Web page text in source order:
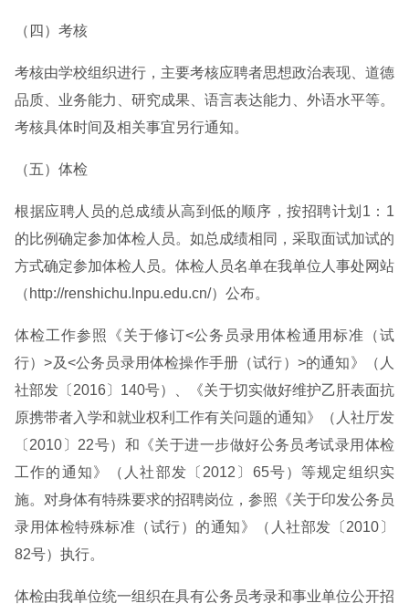
（四）考核
考核由学校组织进行，主要考核应聘者思想政治表现、道德
品质、业务能力、研究成果、语言表达能力、外语水平等。
考核具体时间及相关事宜另行通知。
（五）体检
根据应聘人员的总成绩从高到低的顺序，按招聘计划1：1
的比例确定参加体检人员。如总成绩相同，采取面试加试的
方式确定参加体检人员。体检人员名单在我单位人事处网站
（http://renshichu.lnpu.edu.cn/）公布。
体检工作参照《关于修订<公务员录用体检通用标准（试
行）>及<公务员录用体检操作手册（试行）>的通知》（人
社部发〔2016〕140号）、《关于切实做好维护乙肝表面抗
原携带者入学和就业权利工作有关问题的通知》（人社厅发
〔2010〕22号）和《关于进一步做好公务员考试录用体检
工作的通知》（人社部发〔2012〕65号）等规定组织实
施。对身体有特殊要求的招聘岗位，参照《关于印发公务员
录用体检特殊标准（试行）的通知》（人社部发〔2010〕
82号）执行。
体检由我单位统一组织在具有公务员考录和事业单位公开招